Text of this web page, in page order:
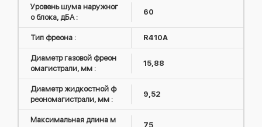
Уровень шума наружног
о блока, дБА :
60
Тип фреона : R410А
Диаметр газовой фреон
омагистрали, мм :
15,88
Диаметр жидкостной ф
реономагистрали, мм :
9,52
Максимальная длина м
75